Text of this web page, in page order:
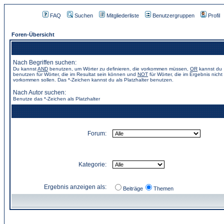
FAQ Suchen Mitgliederliste Benutzergruppen Profil
Foren-Übersicht
Nach Begriffen suchen:
Du kannstAND benutzen, um Wörter zu definieren, die vorkommen müssen, OR kannst du
benutzen für Wörter, die im Resultat sein können und NOT für Wörter, die im Ergebnis nicht
vorkommen sollen. Das *-Zeichen kannst du als Platzhalter benutzen.
Nach Autor suchen:
Benutze das *-Zeichen als Platzhalter
Forum:
Kategorie:
Ergebnis anzeigen als: Beiträge Themen